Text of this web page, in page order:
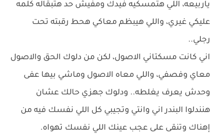
ياربيعه، اللي هتمسكيه فيدك ومفيش حد هتبقاله كلمه
عليكي غيري، واللي هيبظم معاكي هحط رقبته تحت
رجلي..
اني كانت مسكتاني الاصول، لكن من دلوك الحق والاصول
معاي وفصفي، واللي معاه الاصول وماشي بيها عفى
وحدش يعرف يغلطه.. ودلوك جهزي حالك عشان
هنندلوا البندر اني وانتي وتجيبي كل اللي نفسك فيه من
إهناك وتنقى على عجب عينك اللي نفسك تهواه.